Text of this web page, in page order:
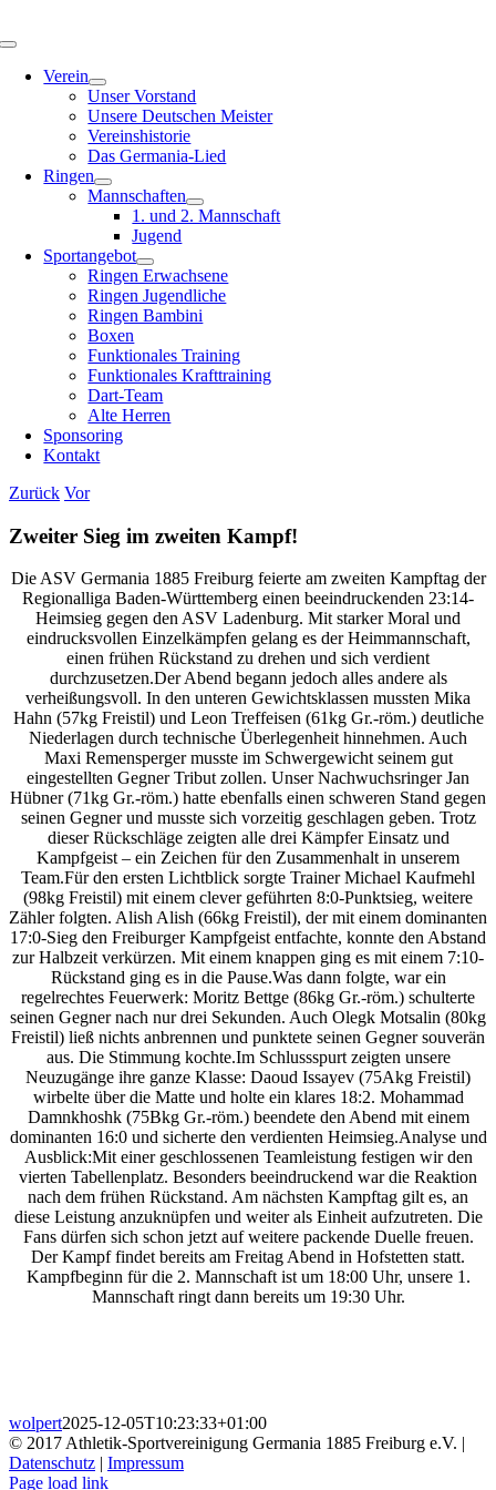
Inhalt
Toggle
NavigationVerein
Unser Vorstand
Unsere Deutschen Meister
Vereinshistorie
Das Germania-Lied
Ringen
Mannschaften
1. und 2. Mannschaft
Jugend
Sportangebot
Ringen Erwachsene
Ringen Jugendliche
Ringen Bambini
Boxen
Funktionales Training
Funktionales Krafttraining
Dart-Team
Alte Herren
Sponsoring
Kontakt
Zurück Vor
Zweiter Sieg im zweiten Kampf!
Die ASV Germania 1885 Freiburg feierte am zweiten Kampftag der
Regionalliga Baden-Württemberg einen beeindruckenden 23:14-
Heimsieg gegen den ASV Ladenburg. Mit starker Moral und
eindrucksvollen Einzelkämpfen gelang es der Heimmannschaft,
einen frühen Rückstand zu drehen und sich verdient
durchzusetzen.Der Abend begann jedoch alles andere als
verheißungsvoll. In den unteren Gewichtsklassen mussten Mika
Hahn (57kg Freistil) und Leon Treffeisen (61kg Gr.-röm.) deutliche
Niederlagen durch technische Überlegenheit hinnehmen. Auch
Maxi Remensperger musste im Schwergewicht seinem gut
eingestellten Gegner Tribut zollen. Unser Nachwuchsringer Jan
Hübner (71kg Gr.-röm.) hatte ebenfalls einen schweren Stand gegen
seinen Gegner und musste sich vorzeitig geschlagen geben. Trotz
dieser Rückschläge zeigten alle drei Kämpfer Einsatz und
Kampfgeist – ein Zeichen für den Zusammenhalt in unserem
Team.Für den ersten Lichtblick sorgte Trainer Michael Kaufmehl
(98kg Freistil) mit einem clever geführten 8:0-Punktsieg, weitere
Zähler folgten. Alish Alish (66kg Freistil), der mit einem dominanten
17:0-Sieg den Freiburger Kampfgeist entfachte, konnte den Abstand
zur Halbzeit verkürzen. Mit einem knappen ging es mit einem 7:10-
Rückstand ging es in die Pause.Was dann folgte, war ein
regelrechtes Feuerwerk: Moritz Bettge (86kg Gr.-röm.) schulterte
seinen Gegner nach nur drei Sekunden. Auch Olegk Motsalin (80kg
Freistil) ließ nichts anbrennen und punktete seinen Gegner souverän
aus. Die Stimmung kochte.Im Schlussspurt zeigten unsere
Neuzugänge ihre ganze Klasse: Daoud Issayev (75Akg Freistil)
wirbelte über die Matte und holte ein klares 18:2. Mohammad
Damnkhoshk (75Bkg Gr.-röm.) beendete den Abend mit einem
dominanten 16:0 und sicherte den verdienten Heimsieg.Analyse und
Ausblick:Mit einer geschlossenen Teamleistung festigen wir den
vierten Tabellenplatz. Besonders beeindruckend war die Reaktion
nach dem frühen Rückstand. Am nächsten Kampftag gilt es, an
diese Leistung anzuknüpfen und weiter als Einheit aufzutreten. Die
Fans dürfen sich schon jetzt auf weitere packende Duelle freuen.
Der Kampf findet bereits am Freitag Abend in Hofstetten statt.
Kampfbeginn für die 2. Mannschaft ist um 18:00 Uhr, unsere 1.
Mannschaft ringt dann bereits um 19:30 Uhr.
wolpert2025-12-05T10:23:33+01:00
© 2017 Athletik-Sportvereinigung Germania 1885 Freiburg e.V. |
Datenschutz | Impressum
Instagram
Page load link